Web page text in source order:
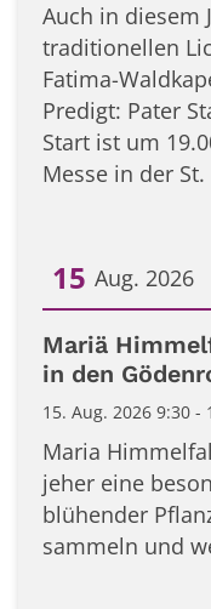
Auch in diesem
traditionellen
Fatima-
Predigt: Pater
Start ist um
Messe in der St.
15 Aug. 2026
Datum: 15.
Mariä
in den
15. Aug. 2026 9:30 -
Maria
jeher eine
blühender
sammeln und